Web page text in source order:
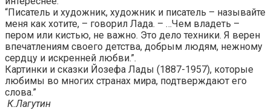
“Писатель и художник, художник и писатель – называйте
меня как хотите, – говорил Лада. – …Чем владеть –
пером или кистью, не важно. Это дело техники. Я верен
впечатлениям своего детства, добрым людям, нежному
сердцу и искренней любви.”.
Картинки и сказки Йозефа Лады (1887-1957), которые
любимы во многих странах мира, подтверждают его
слова.”
К.Лагутин